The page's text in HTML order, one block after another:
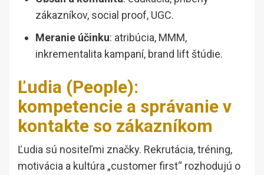
zákazníkov, social proof, UGC.
Meranie účinku: atribúcia, MMM,
inkrementalita kampaní, brand lift štúdie.
Ľudia (People):
kompetencie a správanie v
kontakte so zákazníkom
Ľudia sú nositeľmi značky. Rekrutácia, tréning,
motivácia a kultúra „customer first“ rozhodujú o